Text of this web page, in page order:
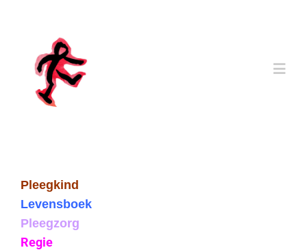
Ervaringen
Pleegkind
Levensboek
Pleegzorg
Regie